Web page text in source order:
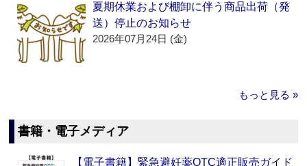
夏期休業および棚卸に伴う商品出荷（発
送）停止のお知らせ
2026年07月24日 (金)
もっと見る »
書籍・電子メディア
【電子書籍】緊急避妊薬OTC適正販売ガイド